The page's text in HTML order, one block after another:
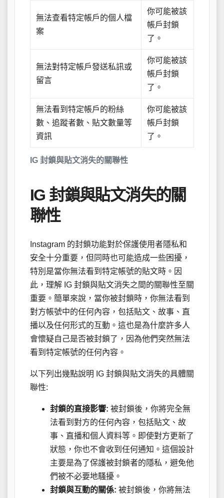
IG 封鎖與貼文消失的關聯性
無法查看特定帳戶的個人檔
案
你可能被該
帳戶封鎖
了。
無法對特定帳戶發送私訊或
留言
你可能被該
帳戶封鎖
了。
無法看到特定帳戶的粉絲
數、追蹤者數、貼文數量等
資訊
你可能被該
帳戶封鎖
了。
IG 封鎖與貼文消失的關
聯性
Instagram 的封鎖功能對於保護使用者隱私和
安全十分重要，但同時也可能造成一些困擾，
特別是當你無法看到特定帳號的貼文時。因
此，理解 IG 封鎖與貼文消失之間的關聯性至關
重要。簡單來說，當你被封鎖時，你無法看到
對方帳號中的任何內容，包括貼文、故事、直
播以及任何形式的互動。這也是為什麼許多人
會懷疑自己是否被封鎖了，因為他們突然無法
看到特定帳號的任何內容。
以下列出幾點說明 IG 封鎖與貼文消失的具體關
聯性:
封鎖的直接影響: 被封鎖後，你將完全無
法看到對方的任何內容，包括貼文、故
事、直播和個人資料等。即使對方更新了
狀態，你也不會收到任何通知。這個設計
主要是為了保護被封鎖者的隱私，避免他
們被不必要地騷擾。
封鎖與互動的關係: 被封鎖後，你將無法